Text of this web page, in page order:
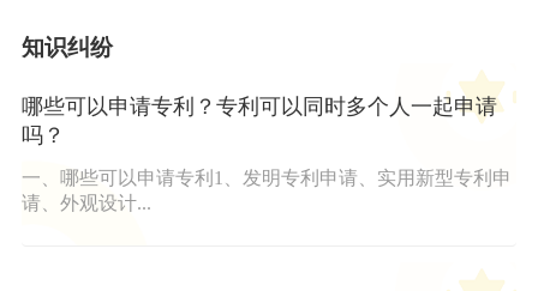
知识纠纷
哪些可以申请专利？专利可以同时多个人一起申请
吗？
一、哪些可以申请专利1、发明专利申请、实用新型专利申
请、外观设计...